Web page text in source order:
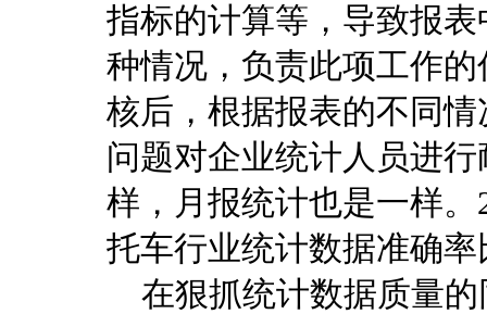
指标的计算等，导致报
种情况，负责此项工作
核后，根据报表的不同
问题对企业统计人员进
样，月报统计也是一样
托车行业统计数据准确
在狠抓统计数据质量的